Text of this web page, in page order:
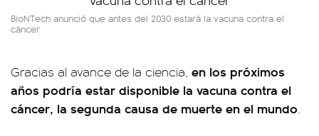
BioNTech anunció que antes del 2030 estará la vacuna contra el
cáncer
Gracias al avance de la ciencia, en los próximos
años podría estar disponible la vacuna contra el
cáncer, la segunda causa de muerte en el mundo.